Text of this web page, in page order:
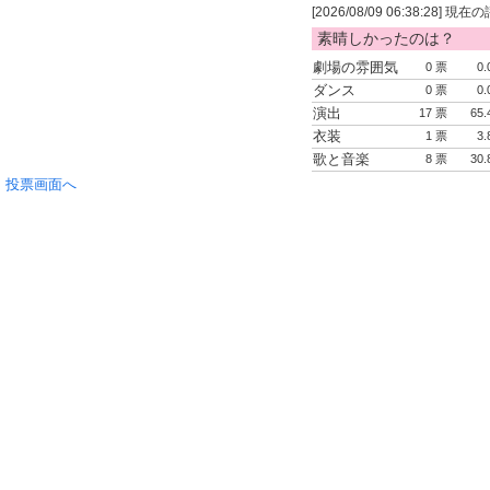
[2026/08/09 06:38:28] 現在の
素晴しかったのは？
劇場の雰囲気 0 票
ダンス 0 票
演出 17 票
衣装 1 票
歌と音楽 8 票
投票画面へ